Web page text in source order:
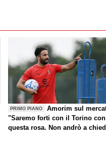
PRIMO PIANO
Amorim sul
"Saremo forti con il Torino con
questa rosa. Non andrò a